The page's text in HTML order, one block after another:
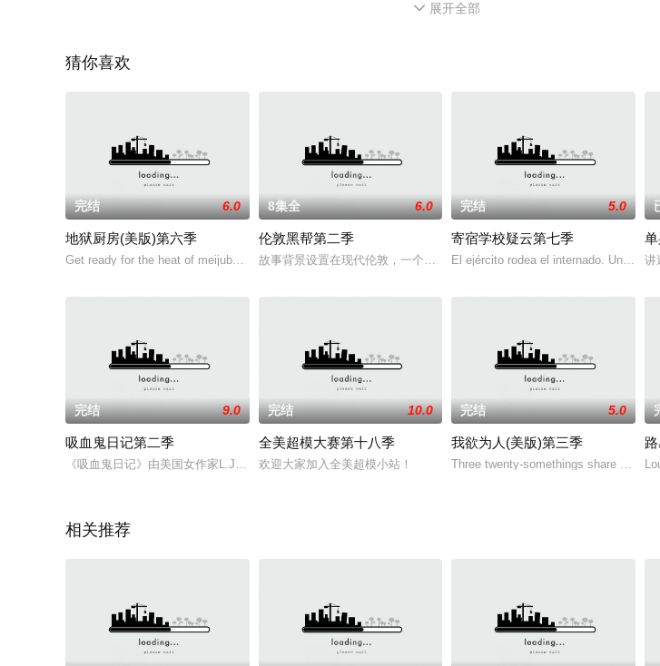
 展开全部
猜你喜欢
完结 6.0
地狱厨房(美版)第六季
Get ready for the heat of meijubar HELL'S KITCHEN as superstar chef Gord
8集全 6.0
伦敦黑帮第二季
故事背景设置在现代伦敦，一个犯罪团伙头目之死引发出了伦敦不同国籍、
完结 5.0
寄宿学校疑云第七季
El ejército rodea el internado. Una 讲
完结 9.0
吸血鬼日记第二季
《吸血鬼日记》由美国女作家L.J.史密斯的同名畅销系列小说改编而成。这一季的人物关系更加复杂，各式人物轮
完结 10.0
全美超模大赛第十八季
欢迎大家加入全美超模小站！
完结 5.0
我欲为人(美版)第三季
Three twenty-somethings share a
相关推荐